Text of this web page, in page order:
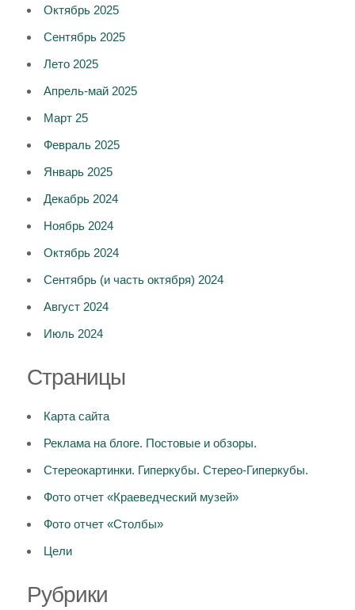
Октябрь 2025
Сентябрь 2025
Лето 2025
Апрель-май 2025
Март 25
Февраль 2025
Январь 2025
Декабрь 2024
Ноябрь 2024
Октябрь 2024
Сентябрь (и часть октября) 2024
Август 2024
Июль 2024
Страницы
Карта сайта
Реклама на блоге. Постовые и обзоры.
Стереокартинки. Гиперкубы. Стерео-Гиперкубы.
Фото отчет «Краеведческий музей»
Фото отчет «Столбы»
Цели
Рубрики